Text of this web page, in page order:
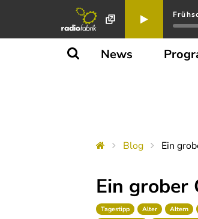
News
Blog Ein
Ein grober
Tagestipp Alter Altern